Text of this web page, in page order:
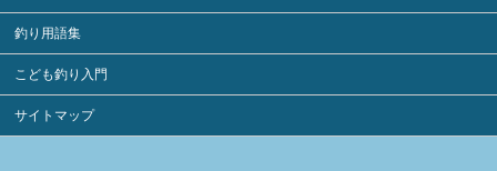
釣り用語集
こども釣り入門
サイトマップ